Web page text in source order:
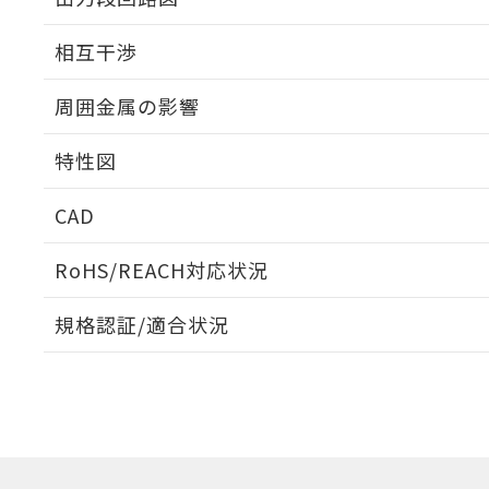
相互干渉
A: 80mm以上、B: 60mm以上
周囲金属の影響
特性図
CAD
RoHS/REACH対応状況
EU RoHS 注意事項・凡例
規格認証/適合状況